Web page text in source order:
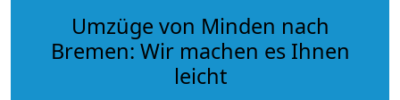
Umzüge von Minden nach
Bremen: Wir machen es Ihnen
leicht